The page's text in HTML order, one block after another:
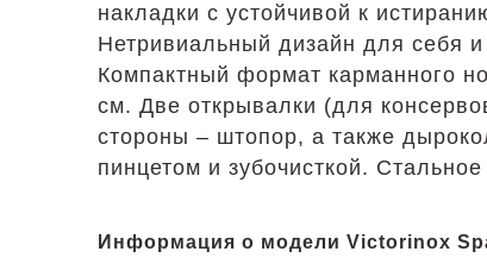
накладки с устойчивой к
Нетривиальный дизайн для себя
Компактный формат карманного
см. Две открывалки (для
стороны – штопор, а также
пинцетом и зубочисткой.
Информация о модели Victorinox